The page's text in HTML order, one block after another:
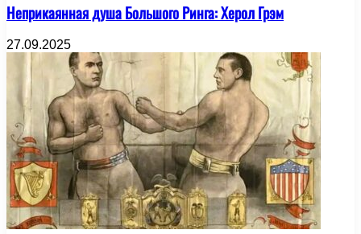
Неприкаянная душа Большого Ринга: Херол Грэм
27.09.2025